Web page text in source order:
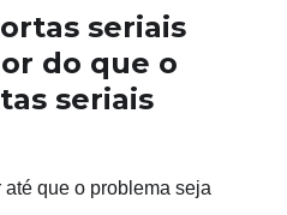
seriais
do que o
seriais
que o problema seja